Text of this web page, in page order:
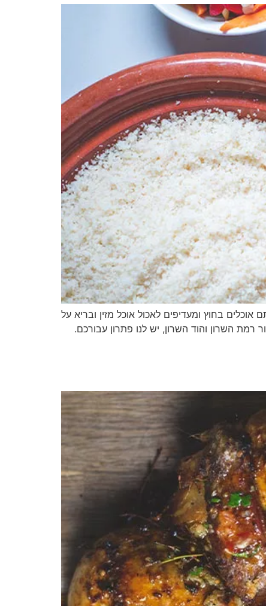
בחוץ ומעדיפים לאכול אוכל מזין ובריא על
השרון והוד השרון, יש לנו פתרון עבורכם.